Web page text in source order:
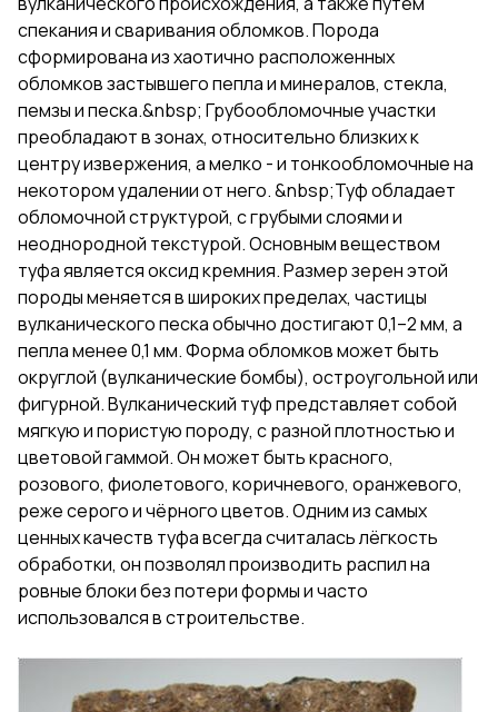
спекания и сваривания обломков. Порода
сформирована из хаотично расположенных
обломков застывшего пепла и минералов, стекла,
пемзы и песка.&nbsp; Грубообломочные участки
преобладают в зонах, относительно близких к
центру извержения, а мелко - и тонкообломочные на
некотором удалении от него. &nbsp;Туф обладает
обломочной структурой, с грубыми слоями и
неоднородной текстурой. Основным веществом
туфа является оксид кремния. Размер зерен этой
породы меняется в широких пределах, частицы
вулканического песка обычно достигают 0,1–2 мм, а
пепла менее 0,1 мм. Форма обломков может быть
округлой (вулканические бомбы), остроугольной или
фигурной. Вулканический туф представляет собой
мягкую и пористую породу, с разной плотностью и
цветовой гаммой. Он может быть красного,
розового, фиолетового, коричневого, оранжевого,
реже серого и чёрного цветов. Одним из самых
ценных качеств туфа всегда считалась лёгкость
обработки, он позволял производить распил на
ровные блоки без потери формы и часто
использовался в строительстве.